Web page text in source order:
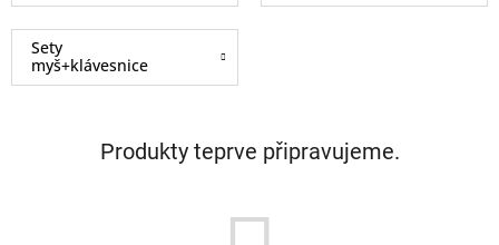
Sety
myš+klávesnice
Produkty teprve připravujeme.